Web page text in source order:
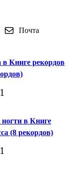
Почта
в Книге рекордов
в Книге
(8 рекордов)